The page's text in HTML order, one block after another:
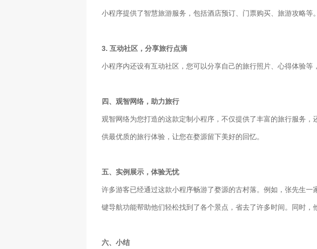
小程序提供了智慧旅游服务，包括酒店预订、门票购买、旅游攻略
3. 互动社区，分享旅行点滴
小程序内还设有互动社区，您可以分享自己的旅行照片、心得体验等
四、观智网络，助力旅行
观智网络为您打造的这款定制小程序，不仅提供了丰富的旅行服务
供最优质的旅行体验，让您在婺源留下美好的回忆。
五、实例展示，体验无忧
许多游客已经通过这款小程序畅游了婺源的古村落。例如，张先生
键导航功能帮助他们轻松找到了各个景点，省去了许多时间。同时
六、小结